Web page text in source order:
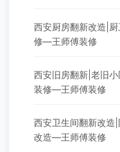
西安厨房翻新改造|
修—王师傅装修
西安旧房翻新|老旧
装修—王师傅装修
西安卫生间翻新改造
改造—王师傅装修